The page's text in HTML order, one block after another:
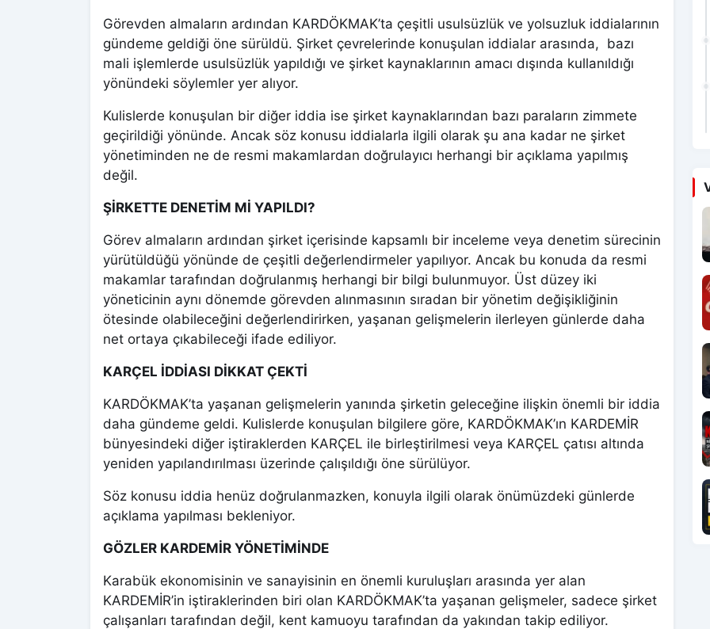
Görevden almaların ardından KARDÖKMAK’ta çeşitli usulsüzlük ve yolsuzluk iddialarının
gündeme geldiği öne sürüldü. Şirket çevrelerinde konuşulan iddialar arasında, bazı
mali işlemlerde usulsüzlük yapıldığı ve şirket kaynaklarının amacı dışında kullanıldığı
yönündeki söylemler yer alıyor.
Kulislerde konuşulan bir diğer iddia ise şirket kaynaklarından bazı paraların zimmete
geçirildiği yönünde. Ancak söz konusu iddialarla ilgili olarak şu ana kadar ne şirket
yönetiminden ne de resmi makamlardan doğrulayıcı herhangi bir açıklama yapılmış
değil.
ŞİRKETTE DENETİM Mİ YAPILDI?
Görev almaların ardından şirket içerisinde kapsamlı bir inceleme veya denetim sürecinin
yürütüldüğü yönünde de çeşitli değerlendirmeler yapılıyor. Ancak bu konuda da resmi
makamlar tarafından doğrulanmış herhangi bir bilgi bulunmuyor. Üst düzey iki
yöneticinin aynı dönemde görevden alınmasının sıradan bir yönetim değişikliğinin
ötesinde olabileceğini değerlendirirken, yaşanan gelişmelerin ilerleyen günlerde daha
net ortaya çıkabileceği ifade ediliyor.
KARÇEL İDDİASI DİKKAT ÇEKTİ
KARDÖKMAK’ta yaşanan gelişmelerin yanında şirketin geleceğine ilişkin önemli bir iddia
daha gündeme geldi. Kulislerde konuşulan bilgilere göre, KARDÖKMAK’ın KARDEMİR
bünyesindeki diğer iştiraklerden KARÇEL ile birleştirilmesi veya KARÇEL çatısı altında
yeniden yapılandırılması üzerinde çalışıldığı öne sürülüyor.
Söz konusu iddia henüz doğrulanmazken, konuyla ilgili olarak önümüzdeki günlerde
açıklama yapılması bekleniyor.
GÖZLER KARDEMİR YÖNETİMİNDE
Karabük ekonomisinin ve sanayisinin en önemli kuruluşları arasında yer alan
KARDEMİR’in iştiraklerinden biri olan KARDÖKMAK’ta yaşanan gelişmeler, sadece şirket
çalışanları tarafından değil, kent kamuoyu tarafından da yakından takip ediliyor.